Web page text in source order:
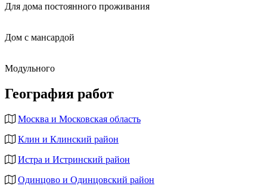
Для дома постоянного проживания
Дом с мансардой
Модульного
География работ
Москва и Московская область
Клин и Клинский район
Истра и Истринский район
Одинцово и Одинцовский район